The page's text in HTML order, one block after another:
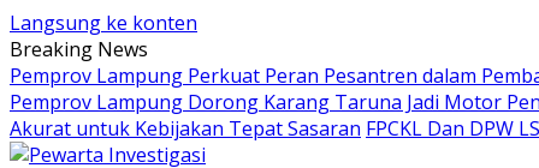
Langsung ke konten
Breaking News
Pemprov Lampung Perkuat Peran Pesantren dalam
Pemprov Lampung Dorong Karang Taruna Jadi Motor
Akurat untuk Kebijakan Tepat Sasaran FPCKL Dan DPW